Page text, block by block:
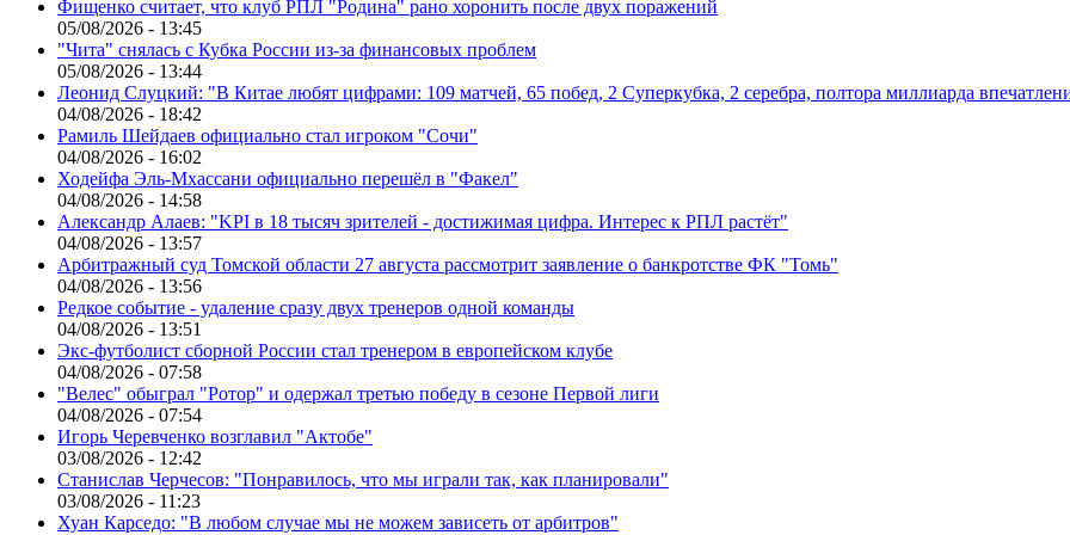
Фищенко считает, что клуб РПЛ "Родина" рано хоронить после двух поражений
05/08/2026 - 13:45
"Чита" снялась с Кубка России из-за финансовых проблем
05/08/2026 - 13:44
Леонид Слуцкий: "В Китае любят цифрами: 109 матчей, 65 побед, 2 Суперкубка, 2 серебра, полтора миллиарда
04/08/2026 - 18:42
Рамиль Шейдаев официально стал игроком "Сочи"
04/08/2026 - 16:02
Ходейфа Эль-Мхассани официально перешёл в "Факел"
04/08/2026 - 14:58
Александр Алаев: "KPI в 18 тысяч зрителей - достижимая цифра. Интерес к РПЛ растёт"
04/08/2026 - 13:57
Арбитражный суд Томской области 27 августа рассмотрит заявление о банкротстве ФК "Томь"
04/08/2026 - 13:56
Редкое событие - удаление сразу двух тренеров одной команды
04/08/2026 - 13:51
Экс-футболист сборной России стал тренером в европейском клубе
04/08/2026 - 07:58
"Велес" обыграл "Ротор" и одержал третью победу в сезоне Первой лиги
04/08/2026 - 07:54
Игорь Черевченко возглавил "Актобе"
03/08/2026 - 12:42
Станислав Черчесов: "Понравилось, что мы играли так, как планировали"
03/08/2026 - 11:23
Хуан Карседо: "В любом случае мы не можем зависеть от арбитров"